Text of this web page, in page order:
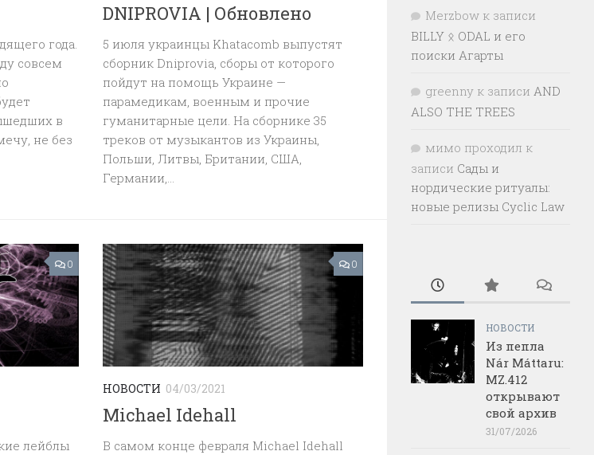
года.
совсем
в
не без
DNIPROVIA | Обновлено
5 июля украинцы Khatacomb выпустят
сборник Dniprovia, сборы от которого
пойдут на помощь Украине —
парамедикам, военным и прочие
гуманитарные цели. На сборнике 35
треков от музыкантов из Украины,
Польши, Литвы, Британии, США,
Германии,...
0
лейблы
0
НОВОСТИ 04/03/2021
Michael Idehall
В самом конце февраля Michael Idehall
Merzbow к записи
BILLY ᛟ ODAL и его
поиски Агарты
greenny к записи AND
ALSO THE TREES
мимо проходил к
записи Сады и
нордические ритуалы:
новые релизы Cyclic Law
НОВОСТИ
Из пепла
Nár Máttaru:
MZ.412
открывают
свой архив
31/07/2026